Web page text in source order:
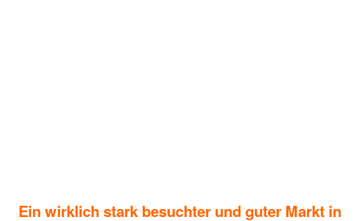
Ein wirklich stark besuchter und guter Markt in